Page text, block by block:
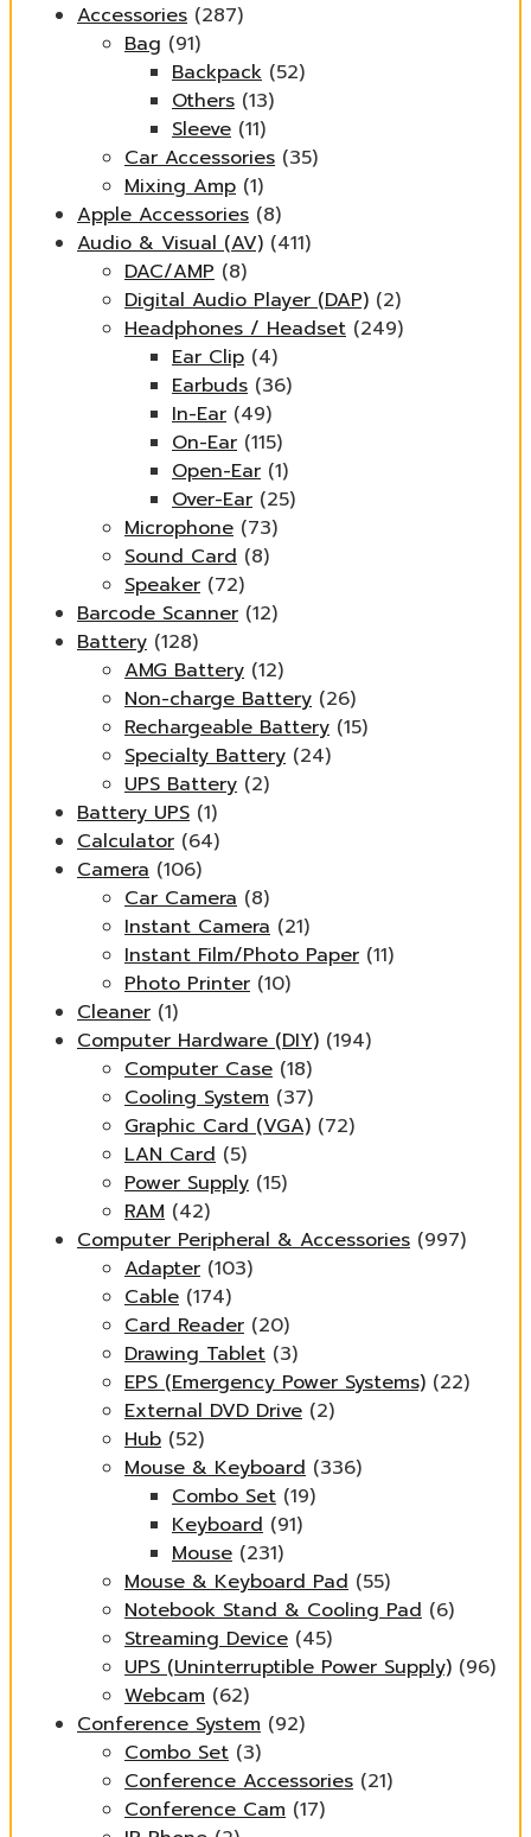
Accessories (287)
Bag (91)
Backpack (52)
Others (13)
Sleeve (11)
Car Accessories (35)
Mixing Amp (1)
Apple Accessories (8)
Audio & Visual (AV) (411)
DAC/AMP (8)
Digital Audio Player (DAP) (2)
Headphones / Headset (249)
Ear Clip (4)
Earbuds (36)
In-Ear (49)
On-Ear (115)
Open-Ear (1)
Over-Ear (25)
Microphone (73)
Sound Card (8)
Speaker (72)
Barcode Scanner (12)
Battery (128)
AMG Battery (12)
Non-charge Battery (26)
Rechargeable Battery (15)
Specialty Battery (24)
UPS Battery (2)
Battery UPS (1)
Calculator (64)
Camera (106)
Car Camera (8)
Instant Camera (21)
Instant Film/Photo Paper (11)
Photo Printer (10)
Cleaner (1)
Computer Hardware (DIY) (194)
Computer Case (18)
Cooling System (37)
Graphic Card (VGA) (72)
LAN Card (5)
Power Supply (15)
RAM (42)
Computer Peripheral & Accessories (997)
Adapter (103)
Cable (174)
Card Reader (20)
Drawing Tablet (3)
EPS (Emergency Power Systems) (22)
External DVD Drive (2)
Hub (52)
Mouse & Keyboard (336)
Combo Set (19)
Keyboard (91)
Mouse (231)
Mouse & Keyboard Pad (55)
Notebook Stand & Cooling Pad (6)
Streaming Device (45)
UPS (Uninterruptible Power Supply) (96)
Webcam (62)
Conference System (92)
Combo Set (3)
Conference Accessories (21)
Conference Cam (17)